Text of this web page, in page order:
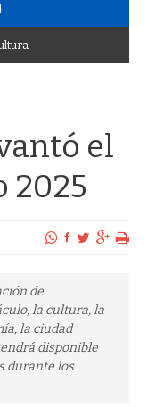
el
2025
de
la cultura, la
la ciudad
disponible
durante los